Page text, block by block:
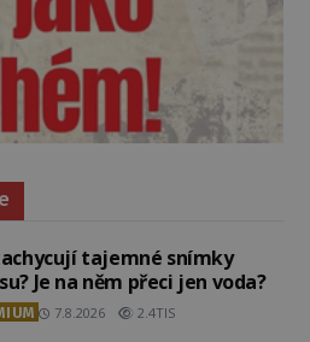
tajemné snímky
Je na něm přeci jen voda?
7.8.2026 2.4TIS